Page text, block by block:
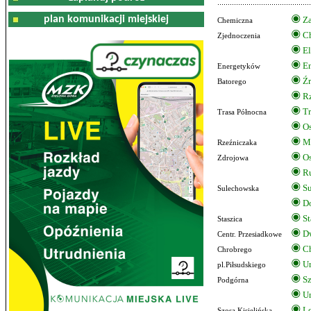
plan komunikacji miejskiej
Chemiczna
Zjednoczenia
Energetyków
Batorego
Trasa Północna
Rzeźniczaka
Zdrojowa
Sulechowska
Staszica
Centr. Przesiadkowe
Chrobrego
pl.Piłsudskiego
Podgórna